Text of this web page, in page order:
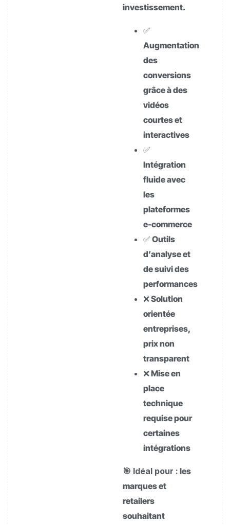
investissement.
✅
Augmentation
des
conversions
grâce à des
vidéos
courtes et
interactives
✅
Intégration
fluide avec
les
plateformes
e-commerce
✅ Outils
d’analyse et
de suivi des
performances
❌ Solution
orientée
entreprises,
prix non
transparent
❌ Mise en
place
technique
requise pour
certaines
intégrations
🎯 Idéal pour : les
marques et
retailers
souhaitant